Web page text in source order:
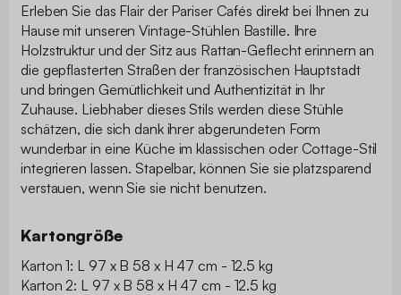
Erleben Sie das Flair der Pariser Cafés direkt bei Ihnen zu
Hause mit unseren Vintage-Stühlen Bastille. Ihre
Holzstruktur und der Sitz aus Rattan-Geflecht erinnern an
die gepflasterten Straßen der französischen Hauptstadt
und bringen Gemütlichkeit und Authentizität in Ihr
Zuhause. Liebhaber dieses Stils werden diese Stühle
schätzen, die sich dank ihrer abgerundeten Form
wunderbar in eine Küche im klassischen oder Cottage-Stil
integrieren lassen. Stapelbar, können Sie sie platzsparend
verstauen, wenn Sie sie nicht benutzen.
Kartongröße
Karton 1: L 97 x B 58 x H 47 cm - 12.5 kg
Karton 2: L 97 x B 58 x H 47 cm - 12.5 kg